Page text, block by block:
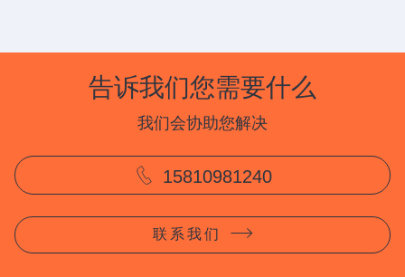
告诉我们您需要什么
我们会协助您解决
15810981240
联系我们